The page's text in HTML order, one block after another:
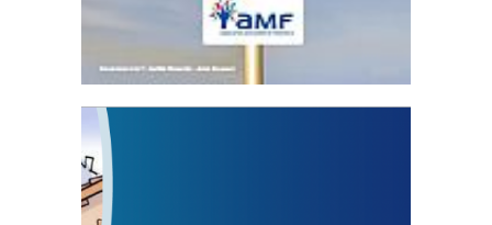
Statut de l’élu local
3 avril 2024
Mise à jour avril 2024
FEUILLETER